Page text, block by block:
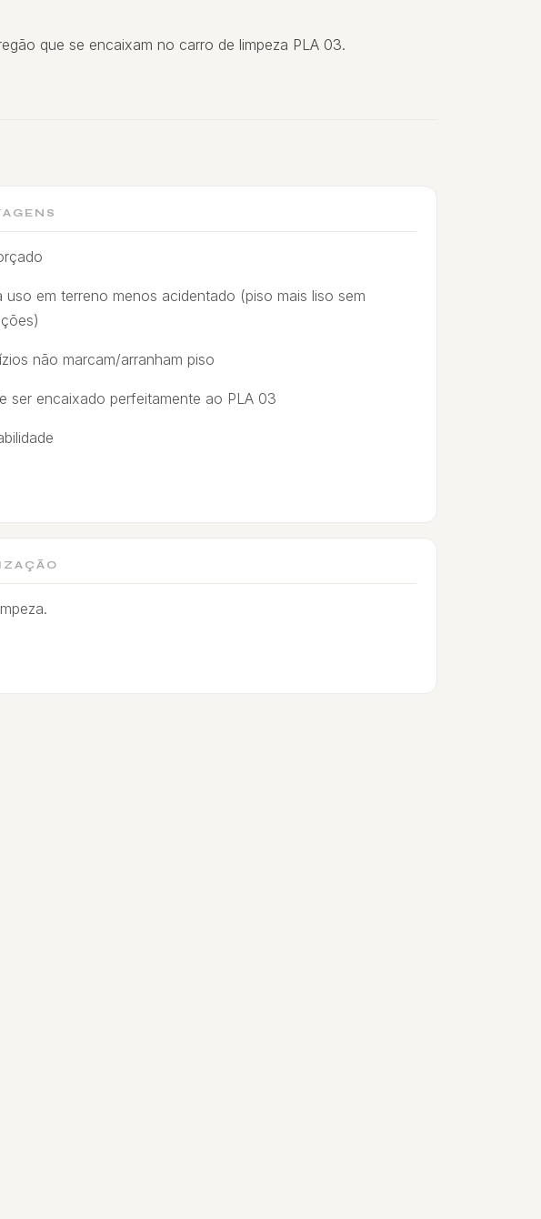
que se encaixam no carro de limpeza PLA 03.
uso em terreno menos acidentado (piso mais liso sem
não marcam/arranham piso
ser encaixado perfeitamente ao PLA 03